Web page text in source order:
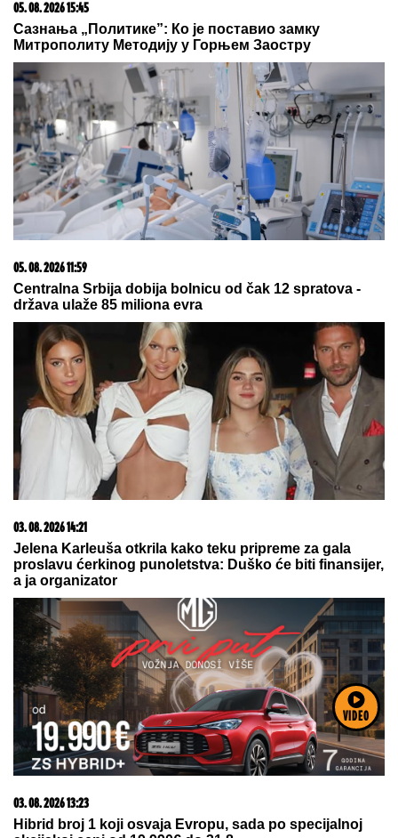
VIDEO
ODVAJA OD SINA! Anastasija
objavila snimak sa mora: Ponosni
tata gura kolica dok Ilijan spava,
raznežila sve
putem više od 170 kilometara na sat